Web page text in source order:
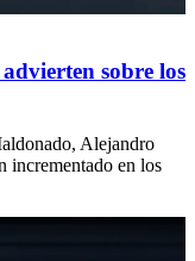
sobre los
Alejandro
incrementado en los